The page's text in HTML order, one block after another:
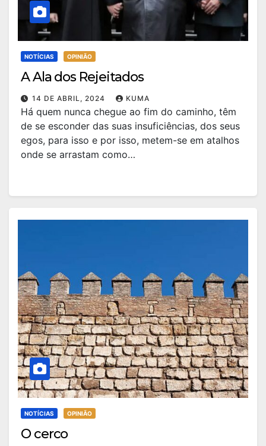
NOTÍCIAS OPINIÃO
A Ala dos Rejeitados
14 DE ABRIL, 2024 KUMA
Há quem nunca chegue ao fim do caminho, têm
de se esconder das suas insuficiências, dos seus
egos, para isso e por isso, metem-se em atalhos
onde se arrastam como…
NOTÍCIAS OPINIÃO
O cerco